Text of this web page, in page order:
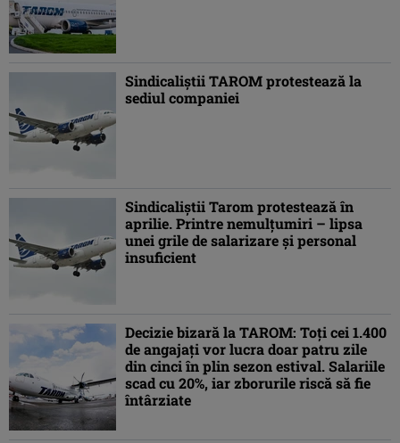
Sindicaliştii TAROM protestează la
sediul companiei
Sindicaliştii Tarom protestează în
aprilie. Printre nemulţumiri – lipsa
unei grile de salarizare şi personal
insuficient
Decizie bizară la TAROM: Toți cei 1.400
de angajați vor lucra doar patru zile
din cinci în plin sezon estival. Salariile
scad cu 20%, iar zborurile riscă să fie
întârziate